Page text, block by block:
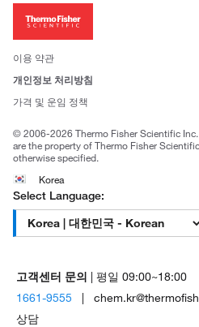
투자자
사회적 책임
브랜드
이용 약관
개인정보 처리방침
가격 및 운임 정책
© 2006-2026 Thermo Fisher Scientific
are the property of Thermo Fisher
otherwise specified.
Korea
Select Language:
고객센터 문의
| 평일 09:00~18:00
1661-9555 |
상담